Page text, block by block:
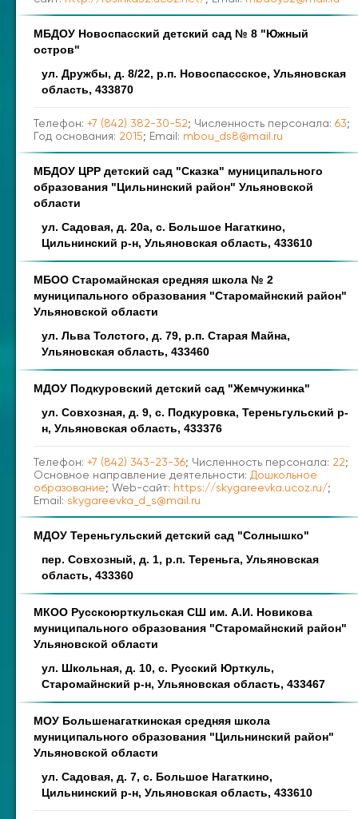
МБДОУ Новоспасский детский сад № 8 "Южный
остров"
ул. Дружбы, д. 8/22, р.п. Новоспассское, Ульяновская
область, 433870
Телефон: +7 (842) 382-30-52; Численность персонала: 63;
Год основания: 2015; Email: mbou_ds8@mail.ru
МБДОУ ЦРР детский сад "Сказка" муниципального
образования "Цильнинский район" Ульяновской
области
ул. Садовая, д. 20а, с. Большое Нагаткино,
Цильнинский р-н, Ульяновская область, 433610
МБОО Старомайнская средняя школа № 2
муниципального образования "Старомайнский район"
Ульяновской области
ул. Льва Толстого, д. 79, р.п. Старая Майна,
Ульяновская область, 433460
МДОУ Подкуровский детский сад "Жемчужинка"
ул. Совхозная, д. 9, с. Подкуровка, Тереньгульский р-
н, Ульяновская область, 433376
Телефон: +7 (842) 343-23-36; Численность персонала: 22;
Основное направление деятельности: Дошкольное
образование; Web-сайт: https://skygareevka.ucoz.ru/;
Email: skygareevka_d_s@mail.ru
МДОУ Тереньгульский детский сад "Солнышко"
пер. Совхозный, д. 1, р.п. Тереньга, Ульяновская
область, 433360
МКОО Русскоюрткульская СШ им. А.И. Новикова
муниципального образования "Старомайнский район"
Ульяновской области
ул. Школьная, д. 10, с. Русский Юрткуль,
Старомайнский р-н, Ульяновская область, 433467
МОУ Большенагаткинская средняя школа
муниципального образования "Цильнинский район"
Ульяновской области
ул. Садовая, д. 7, с. Большое Нагаткино,
Цильнинский р-н, Ульяновская область, 433610